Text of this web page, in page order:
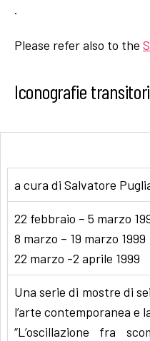
.
Please refer also to the
Iconografie
a cura di Salvatore
22 febbraio – 5 marzo
8 marzo – 19 marzo 1999
22 marzo -2 aprile 1999
Una serie di mostre di
l’arte contemporanea e
“L’oscillazione fra